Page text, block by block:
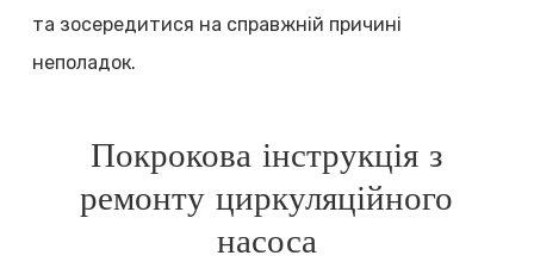
та зосередитися на справжній причині
неполадок.
Покрокова інструкція з
ремонту циркуляційного
насоса